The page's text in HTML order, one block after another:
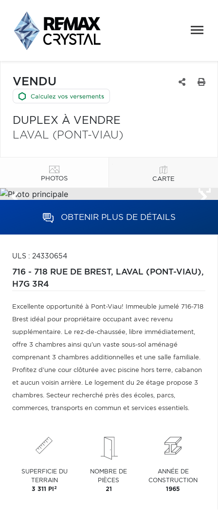
VENDU
DUPLEX À VENDRE
LAVAL (PONT-VIAU)
PHOTOS CARTE
OBTENIR PLUS DE DÉTAILS
ULS : 24330654
716 - 718 RUE DE BREST, LAVAL (PONT-VIAU),
H7G 3R4
Excellente opportunité à Pont-Viau! Immeuble jumelé 716-718
Brest idéal pour propriétaire occupant avec revenu
supplémentaire. Le rez-de-chaussée, libre immédiatement,
offre 3 chambres ainsi qu'un vaste sous-sol aménagé
comprenant 3 chambres additionnelles et une salle familiale.
Profitez d'une cour clôturée avec piscine hors terre, cabanon
et aucun voisin arrière. Le logement du 2e étage propose 3
chambres. Secteur recherché près des écoles, parcs,
commerces, transports en commun et services essentiels.
SUPERFICIE DU
TERRAIN
3 311 PI 2
NOMBRE DE
PIÈCES
21
ANNÉE DE
CONSTRUCTION
1965